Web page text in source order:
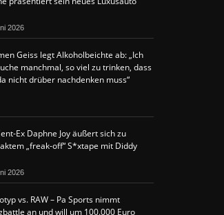
2026
Geiss legt Alkoholbeichte ab: „Ich
manchmal, so viel zu trinken, dass
nicht drüber nachdenken muss“
Ex Daphne Joy äußert sich zu
„freak-off“ S*xtape mit Diddy
2026
vs. RAW – Pa Sports nimmt
an und will um 100.000 Euro